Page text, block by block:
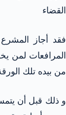
القضاء
المرافعات لمن
من بيده تلك
و ذلك قبل أن